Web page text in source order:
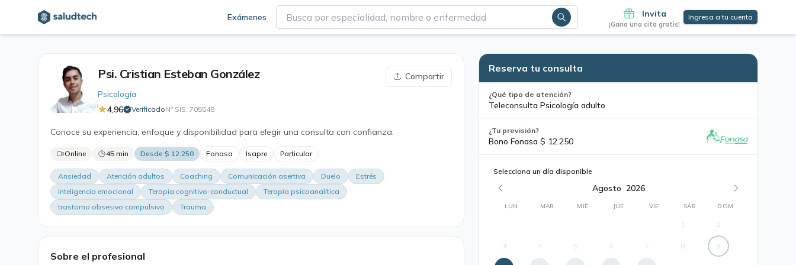
Exámenes Invita
¡Gana una cita gratis!
Ingresa a tu cuenta
Psi. Cristian Esteban González
Compartir
Psicología
4,96
VerificadoNº SIS: 705548·
Conoce su experiencia, enfoque y disponibilidad para elegir una consulta con confianza.
Online 45 min Desde $ 12.250 Fonasa Isapre Particular
Ansiedad Atención adultos Coaching Comunicación asertiva Duelo
Estrés
Inteligencia emocional
Terapia cognitivo-conductual
Terapia psicoanalítica
trastorno obsesivo compulsivo
Trauma
Sobre el profesional
Reserva tu consulta
¿Qué tipo de atención?
Teleconsulta Psicología adulto
¿Tu previsión?
Bono Fonasa $ 12.250
Selecciona un día disponible
Agosto 2026
LUN MAR MIÉ JUE VIE SÁB DOM
1 2
3 4 5 6 7 8 9